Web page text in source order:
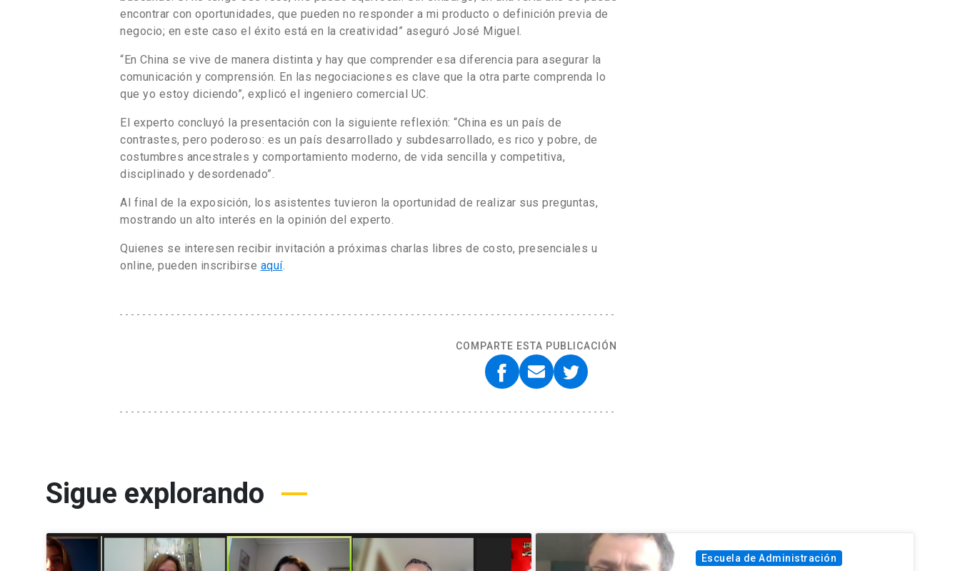
encontrar con oportunidades, que pueden no responder a mi producto o definición previa de
negocio; en este caso el éxito está en la creatividad” aseguró José Miguel.
“En China se vive de manera distinta y hay que comprender esa diferencia para asegurar la
comunicación y comprensión. En las negociaciones es clave que la otra parte comprenda lo
que yo estoy diciendo”, explicó el ingeniero comercial UC.
El experto concluyó la presentación con la siguiente reflexión: “China es un país de
contrastes, pero poderoso: es un país desarrollado y subdesarrollado, es rico y pobre, de
costumbres ancestrales y comportamiento moderno, de vida sencilla y competitiva,
disciplinado y desordenado”.
Al final de la exposición, los asistentes tuvieron la oportunidad de realizar sus preguntas,
mostrando un alto interés en la opinión del experto.
Quienes se interesen recibir invitación a próximas charlas libres de costo, presenciales u
online, pueden inscribirse aquí.
COMPARTE ESTA PUBLICACIÓN
Sigue explorando
Escuela de Administración